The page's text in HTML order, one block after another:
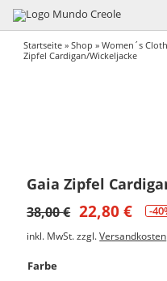
Startseite »Shop »Women´s
Zipfel Cardigan/Wickeljacke
Gaia Zipfel
38,00€ 22,80€ -
inkl. MwSt. zzgl.Versandkosten
Farbe